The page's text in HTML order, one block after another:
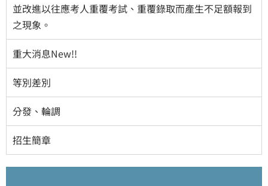
並改進以往應考人重覆考試、重覆錄取而產生不足額報到
之現象。
重大消息New!!
等別差別
分發、輪調
招生簡章